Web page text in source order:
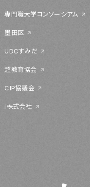
専門職大学コンソーシアム
墨田区
UDCすみだ
超教育協会
CIP協議会
i株式会社